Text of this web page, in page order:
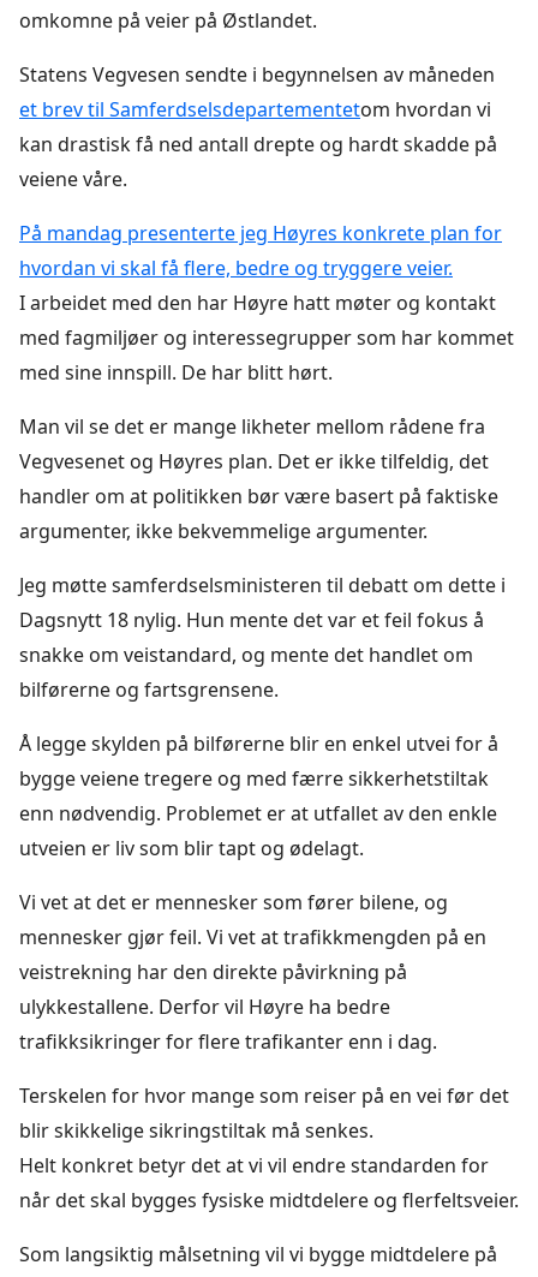
omkomne på veier på Østlandet.
Statens Vegvesen sendte i begynnelsen av måneden
et brev til Samferdselsdepartementetom hvordan vi
kan drastisk få ned antall drepte og hardt skadde på
veiene våre.
På mandag presenterte jeg Høyres konkrete plan for
hvordan vi skal få flere, bedre og tryggere veier.
I arbeidet med den har Høyre hatt møter og kontakt
med fagmiljøer og interessegrupper som har kommet
med sine innspill. De har blitt hørt.
Man vil se det er mange likheter mellom rådene fra
Vegvesenet og Høyres plan. Det er ikke tilfeldig, det
handler om at politikken bør være basert på faktiske
argumenter, ikke bekvemmelige argumenter.
Jeg møtte samferdselsministeren til debatt om dette i
Dagsnytt 18 nylig. Hun mente det var et feil fokus å
snakke om veistandard, og mente det handlet om
bilførerne og fartsgrensene.
Å legge skylden på bilførerne blir en enkel utvei for å
bygge veiene tregere og med færre sikkerhetstiltak
enn nødvendig. Problemet er at utfallet av den enkle
utveien er liv som blir tapt og ødelagt.
Vi vet at det er mennesker som fører bilene, og
mennesker gjør feil. Vi vet at trafikkmengden på en
veistrekning har den direkte påvirkning på
ulykkestallene. Derfor vil Høyre ha bedre
trafikksikringer for flere trafikanter enn i dag.
Terskelen for hvor mange som reiser på en vei før det
blir skikkelige sikringstiltak må senkes.
Helt konkret betyr det at vi vil endre standarden for
når det skal bygges fysiske midtdelere og flerfeltsveier.
Som langsiktig målsetning vil vi bygge midtdelere på